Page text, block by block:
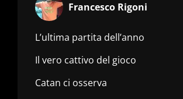
Francesco Rigoni
L’ultima partita dell’anno
Il vero cattivo del gioco
Catan ci osserva